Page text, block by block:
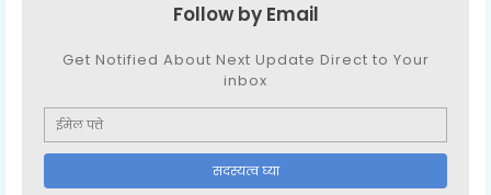
Follow by Email
Get Notified About Next Update Direct to Your
inbox